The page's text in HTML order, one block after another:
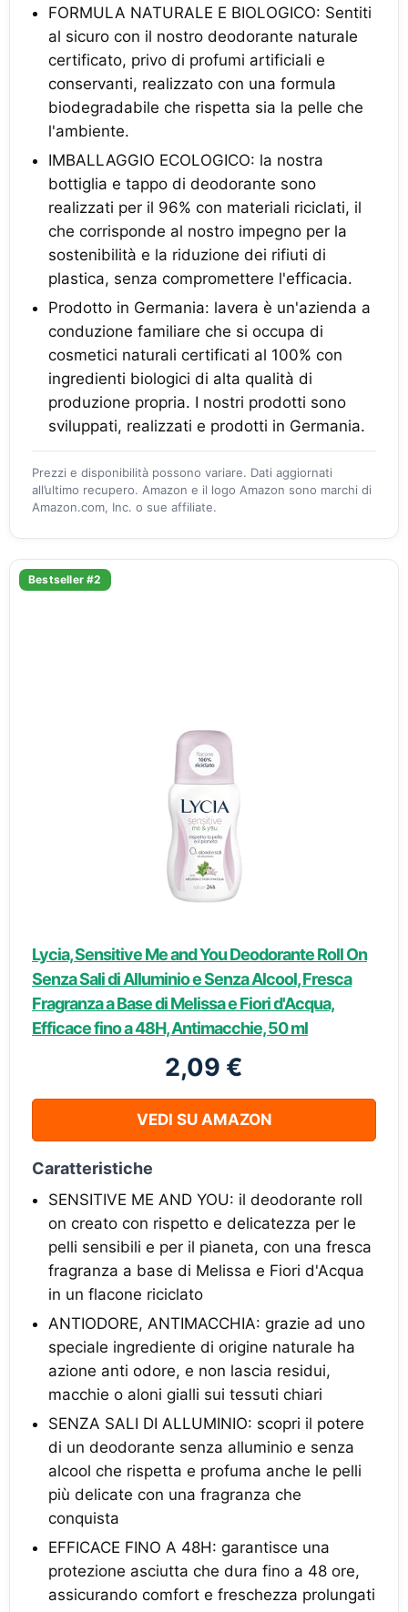
FORMULA NATURALE E BIOLOGICO: Sentiti
al sicuro con il nostro deodorante naturale
certificato, privo di profumi artificiali e
conservanti, realizzato con una formula
biodegradabile che rispetta sia la pelle che
l'ambiente.
IMBALLAGGIO ECOLOGICO: la nostra
bottiglia e tappo di deodorante sono
realizzati per il 96% con materiali riciclati, il
che corrisponde al nostro impegno per la
sostenibilità e la riduzione dei rifiuti di
plastica, senza compromettere l'efficacia.
Prodotto in Germania: lavera è un'azienda a
conduzione familiare che si occupa di
cosmetici naturali certificati al 100% con
ingredienti biologici di alta qualità di
produzione propria. I nostri prodotti sono
sviluppati, realizzati e prodotti in Germania.
Prezzi e disponibilità possono variare. Dati aggiornati
all’ultimo recupero. Amazon e il logo Amazon sono marchi di
Amazon.com, Inc. o sue affiliate.
Bestseller #2
Lycia, Sensitive Me and You Deodorante Roll On
Senza Sali di Alluminio e Senza Alcool, Fresca
Fragranza a Base di Melissa e Fiori d'Acqua,
Efficace fino a 48H, Antimacchie, 50 ml
2,09 €
VEDI SU AMAZON
Caratteristiche
SENSITIVE ME AND YOU: il deodorante roll
on creato con rispetto e delicatezza per le
pelli sensibili e per il pianeta, con una fresca
fragranza a base di Melissa e Fiori d'Acqua
in un flacone riciclato
ANTIODORE, ANTIMACCHIA: grazie ad uno
speciale ingrediente di origine naturale ha
azione anti odore, e non lascia residui,
macchie o aloni gialli sui tessuti chiari
SENZA SALI DI ALLUMINIO: scopri il potere
di un deodorante senza alluminio e senza
alcool che rispetta e profuma anche le pelli
più delicate con una fragranza che
conquista
EFFICACE FINO A 48H: garantisce una
protezione asciutta che dura fino a 48 ore,
assicurando comfort e freschezza prolungati